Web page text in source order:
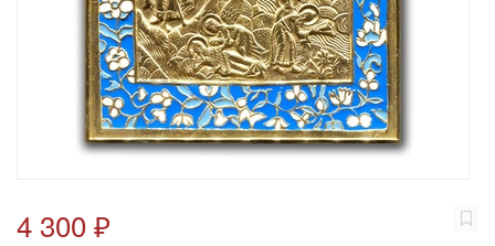
4 300 ₽